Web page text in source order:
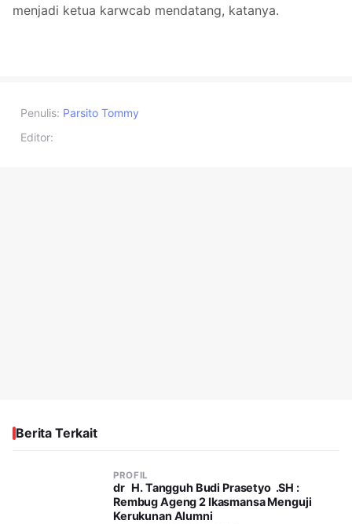
menjadi ketua karwcab mendatang, katanya.
Penulis: Parsito Tommy
Editor:
Berita Terkait
PROFIL
dr H. Tangguh Budi Prasetyo .SH :
Rembug Ageng 2 Ikasmansa Menguji
Kerukunan Alumni